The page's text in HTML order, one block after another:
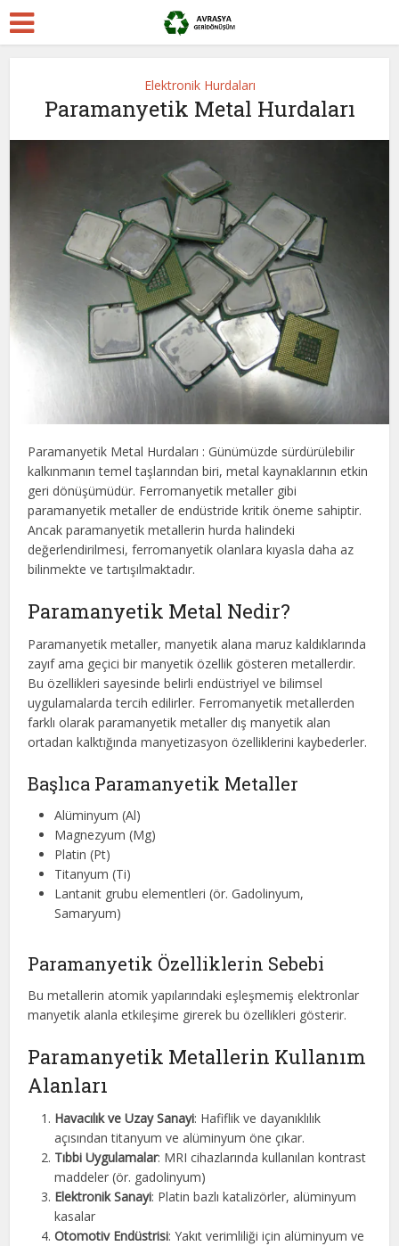
Elektronik Hurdaları
Paramanyetik Metal Hurdaları
Paramanyetik Metal Hurdaları : Günümüzde sürdürülebilir
kalkınmanın temel taşlarından biri, metal kaynaklarının etkin
geri dönüşümüdür. Ferromanyetik metaller gibi
paramanyetik metaller de endüstride kritik öneme sahiptir.
Ancak paramanyetik metallerin hurda halindeki
değerlendirilmesi, ferromanyetik olanlara kıyasla daha az
bilinmekte ve tartışılmaktadır.
Paramanyetik Metal Nedir?
Paramanyetik metaller, manyetik alana maruz kaldıklarında
zayıf ama geçici bir manyetik özellik gösteren metallerdir.
Bu özellikleri sayesinde belirli endüstriyel ve bilimsel
uygulamalarda tercih edilirler. Ferromanyetik metallerden
farklı olarak paramanyetik metaller dış manyetik alan
ortadan kalktığında manyetizasyon özelliklerini kaybederler.
Başlıca Paramanyetik Metaller
Alüminyum (Al)
Magnezyum (Mg)
Platin (Pt)
Titanyum (Ti)
Lantanit grubu elementleri (ör. Gadolinyum,
Samaryum)
Paramanyetik Özelliklerin Sebebi
Bu metallerin atomik yapılarındaki eşleşmemiş elektronlar
manyetik alanla etkileşime girerek bu özellikleri gösterir.
Paramanyetik Metallerin Kullanım
Alanları
Havacılık ve Uzay Sanayi: Hafiflik ve dayanıklılık
açısından titanyum ve alüminyum öne çıkar.
Tıbbi Uygulamalar: MRI cihazlarında kullanılan kontrast
maddeler (ör. gadolinyum)
Elektronik Sanayi: Platin bazlı katalizörler, alüminyum
kasalar
Otomotiv Endüstrisi: Yakıt verimliliği için alüminyum ve